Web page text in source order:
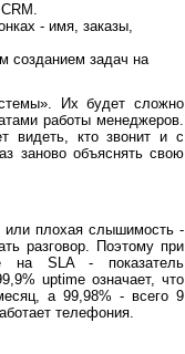
- имя, заказы,
созданием задач на
Их будет сложно
работы менеджеров.
видеть, кто звонит и с
заново объяснять свою
или плохая слышимость -
разговор. Поэтому при
на SLA - показатель
uptime означает, что
а 99,98% - всего 9
телефония.